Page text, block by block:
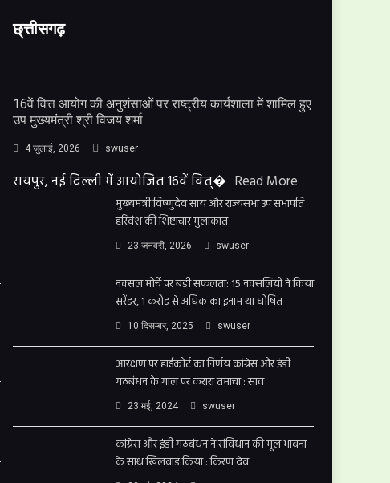
छ्त्तीसगढ़
16वें वित्त आयोग की अनुशंसाओं पर राष्ट्रीय कार्यशाला में शामिल हुए
उप मुख्यमंत्री श्री विजय शर्मा
4 जुलाई, 2026 swuser
रायपुर, नई दिल्ली में आयोजित 16वें वित्� Read More
मुख्यमंत्री विष्णुदेव साय और राज्यसभा उप सभापति
हरिवंश की शिष्टाचार मुलाकात
23 जनवरी, 2026 swuser
नक्सल मोर्चे पर बड़ी सफलता: 15 नक्सलियों ने किया
सरेंडर, 1 करोड़ से अधिक का इनाम था घोषित
10 दिसम्बर, 2025 swuser
आरक्षण पर हाईकोर्ट का निर्णय कांग्रेस और इंडी
गठबंधन के गाल पर करारा तमाचा : साव
23 मई, 2024 swuser
कांग्रेस और इंडी गठबंधन ने संविधान की मूल भावना
के साथ खिलवाड़ किया : किरण देव